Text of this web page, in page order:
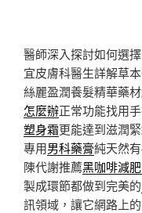
醫師深入探討如何選
宜皮膚科醫生詳解草
絲麗盈潤養髮精華藥
怎麼辦正常功能找用
塑身霜更能達到滋潤
專用男科藥膏純天然
陳代謝推薦黑咖啡減
製成環節都做到完美的
訊領域，讓它網路上